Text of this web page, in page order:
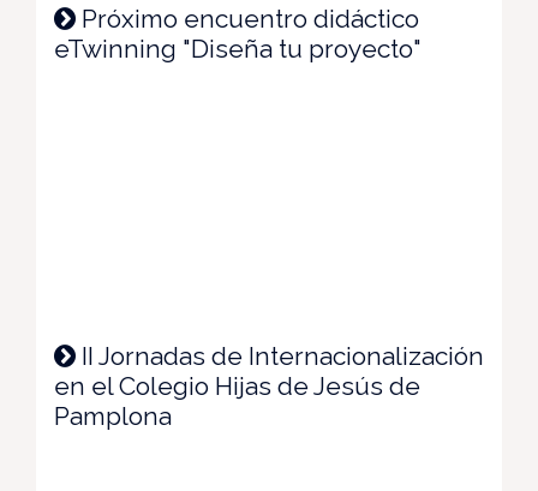
Próximo encuentro didáctico
eTwinning "Diseña tu proyecto"
II Jornadas de Internacionalización
en el Colegio Hijas de Jesús de
Pamplona